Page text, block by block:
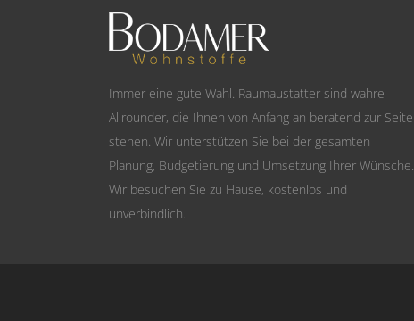
Immer eine gute Wahl. Raumaustatter sind wahre
Allrounder, die Ihnen von Anfang an beratend zur Seite
stehen. Wir unterstützen Sie bei der gesamten
Planung, Budgetierung und Umsetzung Ihrer Wünsche.
Wir besuchen Sie zu Hause, kostenlos und
unverbindlich.